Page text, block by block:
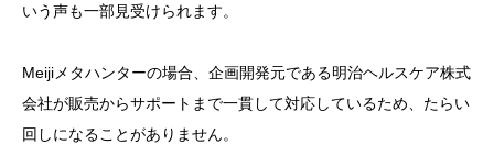
いう声も一部見受けられます。
Meijiメタハンターの場合、企画開発元である明治ヘルスケア株式
会社が販売からサポートまで一貫して対応しているため、たらい
回しになることがありません。